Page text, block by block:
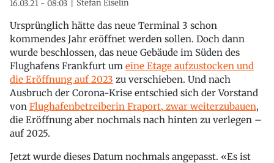
16.03.21 - 08:03 Stefan Eiselin
Ursprünglich hätte das neue Terminal 3 schon
kommendes Jahr eröffnet werden sollen. Doch dann
wurde beschlossen, das neue Gebäude im Süden des
Flughafens Frankfurt um eine Etage aufzustocken und
die Eröffnung auf 2023 zu verschieben. Und nach
Ausbruch der Corona-Krise entschied sich der Vorstand
von Flughafenbetreiberin Fraport, zwar weiterzubauen,
die Eröffnung aber nochmals nach hinten zu verlegen –
auf 2025.
Jetzt wurde dieses Datum nochmals angepasst. «Es ist